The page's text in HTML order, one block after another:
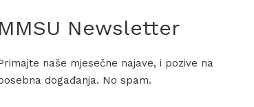
MMSU Newsletter
naše mjesečne najave, i pozive na
događanja. No spam.